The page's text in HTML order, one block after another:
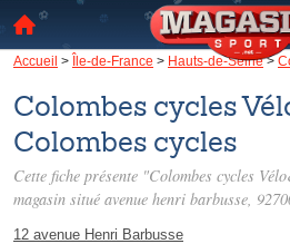
Accueil > Île-de-France > Hauts-de-Seine>
Colombes cycles
Colombes cycles
Cette fiche présente "Colombes cycles
magasin situé avenue henri barbusse,
12 avenue Henri Barbusse